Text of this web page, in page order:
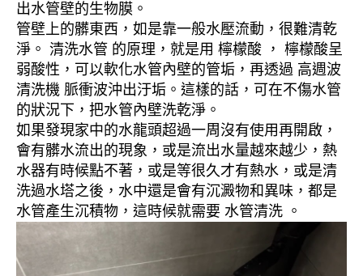
出水管壁的生物膜。
管壁上的髒東西，如是靠一般水壓流動，很難清乾
淨。 清洗水管 的原理，就是用 檸檬酸 ， 檸檬酸呈
弱酸性，可以軟化水管內壁的管垢，再透過 高週波
清洗機 脈衝波沖出汙垢。這樣的話，可在不傷水管
的狀況下，把水管內壁洗乾淨。
如果發現家中的水龍頭超過一周沒有使用再開啟，
會有髒水流出的現象，或是流出水量越來越少，熱
水器有時候點不著，或是等很久才有熱水，或是清
洗過水塔之後，水中還是會有沉澱物和異味，都是
水管產生沉積物，這時候就需要 水管清洗 。